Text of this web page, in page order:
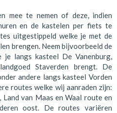
mee te nemen of deze, indien
en de kastelen per fiets te
uitgestippeld welke je met de
brengen. Neem bijvoorbeeld de
je langs kasteel De Vanenburg,
Staverden brengt. De
andere langs kasteel Vorden
routes welke wij aanraden zijn:
van Maas en Waal route en
oost. De routes variëren